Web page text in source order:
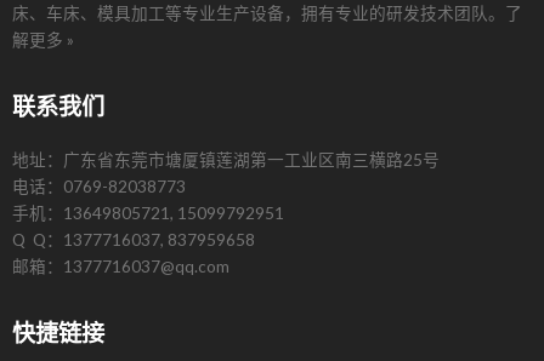
床、车床、模具加工等专业生产设备，拥有专业的研发技术团队。 了
解更多 »
联系我们
地址：广东省东莞市塘厦镇莲湖第一工业区南三横路25号
电话：0769-82038773
手机：13649805721, 15099792951
Q Q：1377716037, 837959658
邮箱：1377716037@qq.com
快捷链接